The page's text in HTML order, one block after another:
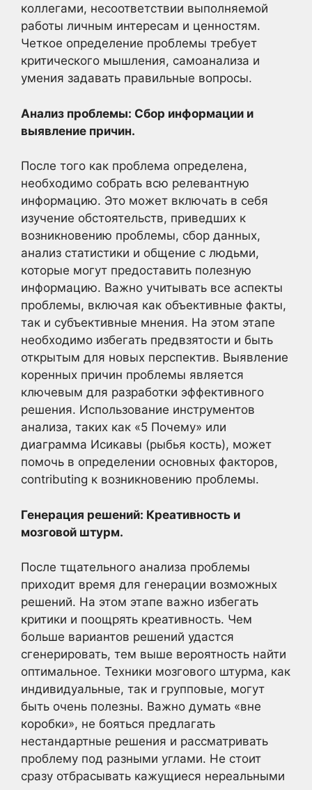
коллегами, несоответствии выполняемой
работы личным интересам и ценностям.
Четкое определение проблемы требует
критического мышления, самоанализа и
умения задавать правильные вопросы.
Анализ проблемы: Сбор информации и
выявление причин.
После того как проблема определена,
необходимо собрать всю релевантную
информацию. Это может включать в себя
изучение обстоятельств, приведших к
возникновению проблемы, сбор данных,
анализ статистики и общение с людьми,
которые могут предоставить полезную
информацию. Важно учитывать все аспекты
проблемы, включая как объективные факты,
так и субъективные мнения. На этом этапе
необходимо избегать предвзятости и быть
открытым для новых перспектив. Выявление
коренных причин проблемы является
ключевым для разработки эффективного
решения. Использование инструментов
анализа, таких как «5 Почему» или
диаграмма Исикавы (рыбья кость), может
помочь в определении основных факторов,
contributing к возникновению проблемы.
Генерация решений: Креативность и
мозговой штурм.
После тщательного анализа проблемы
приходит время для генерации возможных
решений. На этом этапе важно избегать
критики и поощрять креативность. Чем
больше вариантов решений удастся
сгенерировать, тем выше вероятность найти
оптимальное. Техники мозгового штурма, как
индивидуальные, так и групповые, могут
быть очень полезны. Важно думать «вне
коробки», не бояться предлагать
нестандартные решения и рассматривать
проблему под разными углами. Не стоит
сразу отбрасывать кажущиеся нереальными